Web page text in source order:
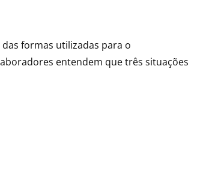
formas utilizadas para o
entendem que três situações